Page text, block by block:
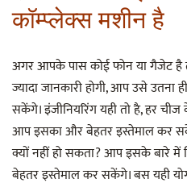
कॉम्प्लेक्स मशीन है
अगर आपके पास कोई फोन या गैजेट है
ज्यादा जानकारी होगी, आप उसे
सकेंगे। इंजीनियरिंग यही तो है, हर
आप इसका और बेहतर इस्तेमाल कर
क्यों नहीं हो सकता? आप इसके बारे में
बेहतर इस्तेमाल कर सकेंगे। बस यही